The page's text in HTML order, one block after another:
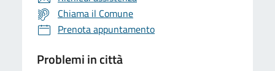
Chiama il Comune
Prenota appuntamento
Problemi in città